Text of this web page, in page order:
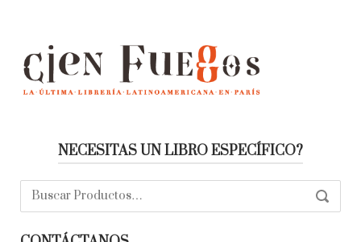
NECESITAS UN LIBRO ESPECÍFICO?
Buscar: